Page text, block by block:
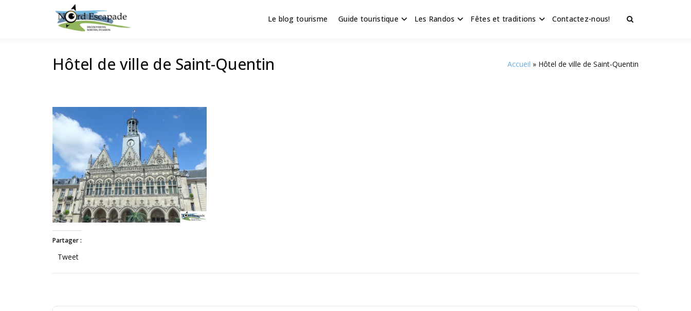
Nord Escapade
Tourisme et randonnées en Hauts de France
Le blog tourisme Guide touristique Les Randos Fêtes et traditions Contactez-nous!
Hôtel de ville de Saint-Quentin Accueil Hôtel de ville de Saint-Quentin
Partager :
Tweet